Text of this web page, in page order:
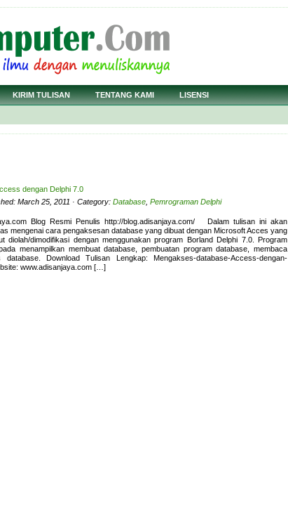
KIRIM TULISAN TENTANG KAMI LISENSI
dengan Delphi 7.0
March 25, 2011 · Category: Database Pemrograman Delphi
Blog Resmi Penulis http://blog.adisanjaya.com/ Dalam tulisan ini akan
mengenai cara pengaksesan database yang dibuat dengan Microsoft Acces yang
diolah/dimodifikasi dengan menggunakan program Borland Delphi 7.0. Program
menampilkan membuat database, pembuatan program database, membaca
database. Download Tulisan Lengkap: Mengakses-database-Access-dengan-
www.adisanjaya.com […]